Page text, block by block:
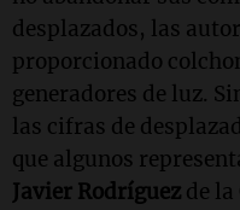
desplazados, las
proporcionado
generadores de luz.
las cifras de
que algunos
Javier Rodríguez de la